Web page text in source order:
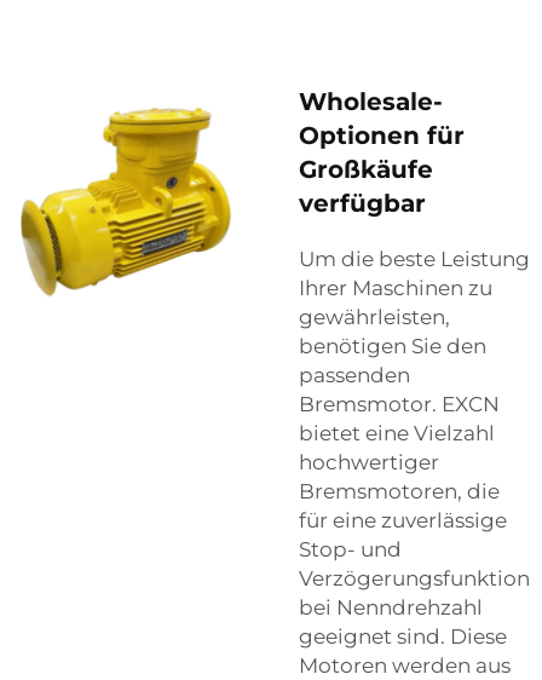
Wholesale-
Optionen für
Großkäufe
verfügbar
Um die beste Leistung
Ihrer Maschinen zu
gewährleisten,
benötigen Sie den
passenden
Bremsmotor. EXCN
bietet eine Vielzahl
hochwertiger
Bremsmotoren, die
für eine zuverlässige
Stop- und
Verzögerungsfunktion
bei Nenndrehzahl
geeignet sind. Diese
Motoren werden aus